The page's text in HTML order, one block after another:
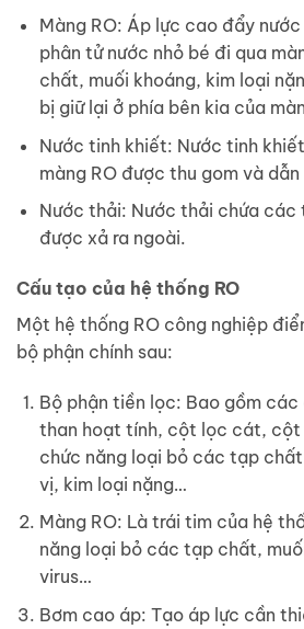
Màng RO: Áp lực cao đẩy
phân tử nước nhỏ bé đi qua
chất, muối khoáng, kim loại
bị giữ lại ở phía bên kia của
Nước tinh khiết: Nước tinh
màng RO được thu gom và
Nước thải: Nước thải chứa
được xả ra ngoài.
Cấu tạo của hệ thống RO
Một hệ thống RO công nghiệp
bộ phận chính sau:
Bộ phận tiền lọc: Bao gồm
than hoạt tính, cột lọc cát, cột
chức năng loại bỏ các tạp
vị, kim loại nặng…
Màng RO: Là trái tim của hệ
năng loại bỏ các tạp chất,
virus…
Bơm cao áp: Tạo áp lực cần